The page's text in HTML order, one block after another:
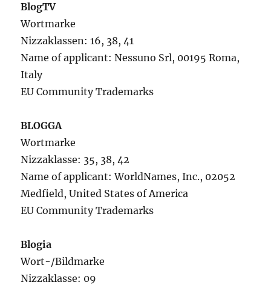
BlogTV
Wortmarke
Nizzaklassen: 16, 38, 41
Name of applicant: Nessuno Srl, 00195 Roma,
Italy
EU Community Trademarks
BLOGGA
Wortmarke
Nizzaklasse: 35, 38, 42
Name of applicant: WorldNames, Inc., 02052
Medfield, United States of America
EU Community Trademarks
Blogia
Wort-/Bildmarke
Nizzaklasse: 09